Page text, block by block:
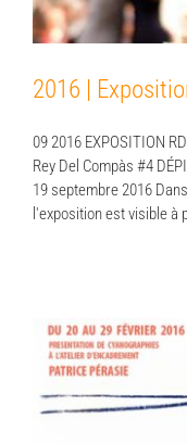
2016 |
09 2016 EXPOSITION
Rey Del Compàs #4
19 septembre 2016
l'exposition est visible à